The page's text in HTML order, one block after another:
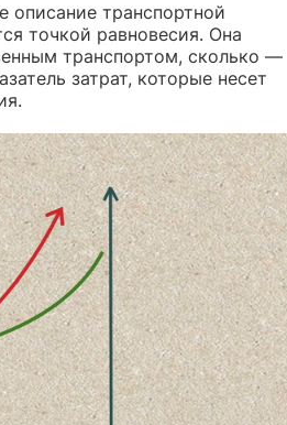
описание транспортной
точкой равновесия. Она
транспортом, сколько —
затрат, которые несет